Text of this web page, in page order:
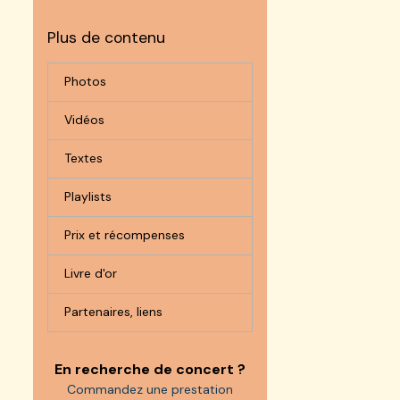
Plus de contenu
Photos
Vidéos
Textes
Playlists
Prix et récompenses
Livre d'or
Partenaires, liens
En recherche de concert ?
Commandez une prestation